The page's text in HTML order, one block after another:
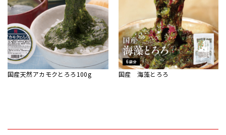
国産天然アカモクとろろ100g 国産 海藻とろろ